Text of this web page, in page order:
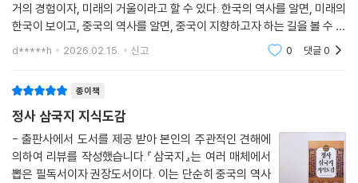
거의 경험이자, 미래의 거울이라고 할 수 있다. 한국의 역사를 알면, 미래의
한국이 보이고, 중국의 역사를 알면, 중국이 지향하고자 하는 길을 볼 수 있
다. 그리고 세계사를 알면, 당연히 세계로 가는 길을 볼 수 있을 것이다. 이
d*****h 2026.02.15. 신고 0 댓글0
종이책
정사 삼국지 지식도감
- 출판사에서 도서를 제공 받아 본인의 주관적인 견해에
의하여 리뷰를 작성했습니다.『삼국지』는 여러 매체에서
뽑은 필독서이자 권장도서이다. 이는 단순히 중국의 역사